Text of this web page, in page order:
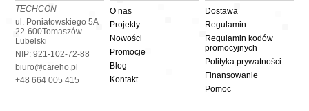
TECHCON
ul. Poniatowskiego 5A
22-600Tomaszów
Lubelski
NIP: 921-102-72-88
biuro@careho.pl
+48 664 005 415
O nas
Projekty
Nowości
Promocje
Blog
Kontakt
Dostawa
Regulamin
Regulamin kodów
promocyjnych
Polityka prywatności
Finansowanie
Pomoc